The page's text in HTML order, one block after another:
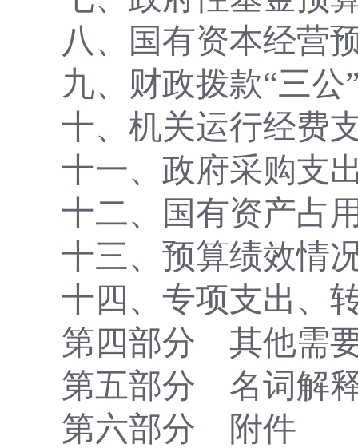
八、国有资本经营
九、财政拨款“三公
十、机关运行经费
十一、政府采购支
十二、国有资产占
十三、预算绩效情
十四、专项支出、
第四部分 其他需
第五部分 名词解
第六部分 附件